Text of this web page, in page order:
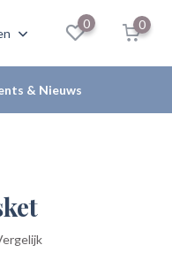
0 0
& Nieuws